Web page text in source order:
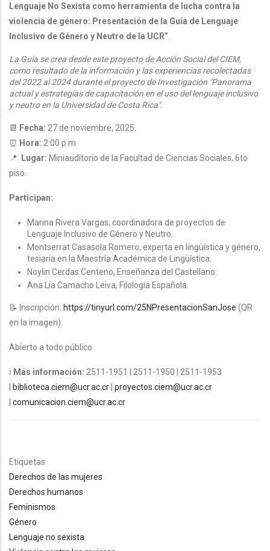
Lenguaje No Sexista como herramienta de lucha contra la
violencia de género: Presentación de la Guía de Lenguaje
Inclusivo de Género y Neutro de la UCR”
La Guía se crea desde este proyecto de Acción Social del CIEM,
como resultado de la información y las experiencias recolectadas
del 2022 al 2024 durante el proyecto de Investigación "Panorama
actual y estrategias de capacitación en el uso del lenguaje inclusivo
y neutro en la Universidad de Costa Rica".
📆 Fecha: 27 de noviembre, 2025.
⏰ Hora: 2:00 p.m.
📍
Lugar: Miniauditorio de la Facultad de Ciencias Sociales, 6to
piso.
Participan:
Marina Rivera Vargas, coordinadora de proyectos de
Lenguaje Inclusivo de Género y Neutro.
Montserrat Casasola Romero, experta en lingüística y género,
tesiaria en la Maestría Académica de Lingüística.
Noylin Cerdas Centeno, Enseñanza del Castellano.
Ana Lía Camacho Leiva, Filología Española.
📝 Inscripción: https://tinyurl.com/25NPresentacionSanJose (QR
en la imagen).
Abierto a todo público
ℹ Más información: 2511-1951 | 2511-1950 | 2511-1953
biblioteca.ciem@ucr.ac.cr proyectos.ciem@ucr.ac.cr
comunicacion.ciem@ucr.ac.cr
Etiquetas
Derechos de las mujeres
Derechos humanos
Feminismos
Género
Lenguaje no sexista